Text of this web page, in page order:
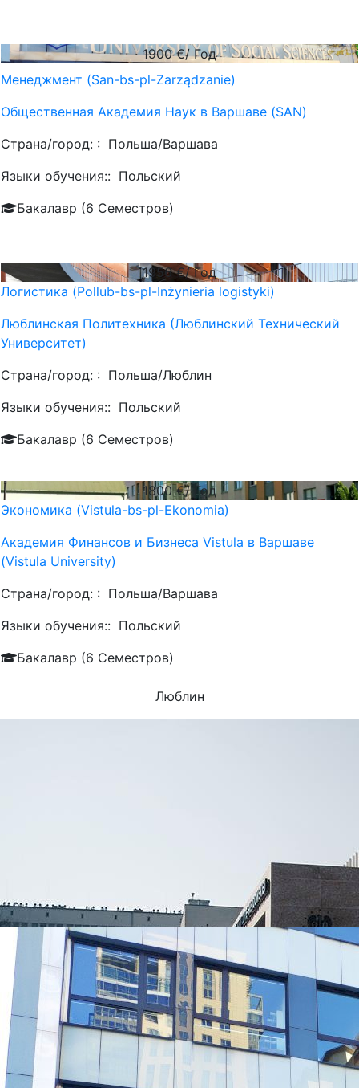
1900€/ Год
Менеджмент (San-bs-pl-Zarządzanie)
Общественная Академия Наук в Варшаве (SAN)
Страна/город: : Польша/Варшава
Языки обучения:: Польский
Бакалавр (6 Семестров)
1956€/ Год
Логистика (Pollub-bs-pl-Inżynieria logistyki)
Люблинская Политехника (Люблинский Технический
Университет)
Страна/город: : Польша/Люблин
Языки обучения:: Польский
Бакалавр (6 Семестров)
1800€/ Год
Экономика (Vistula-bs-pl-Ekonomia)
Академия Финансов и Бизнеса Vistula в Варшаве
(Vistula University)
Страна/город: : Польша/Варшава
Языки обучения:: Польский
Бакалавр (6 Семестров)
Люблин
УНИВЕРСИТЕТЫ, КОТОРЫЕ ЧАЩЕ ВСЕГО ВЫБИРАЮТ